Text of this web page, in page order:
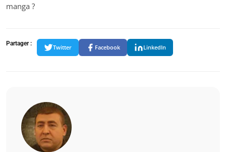
manga ?
Partager :
Twitter Facebook LinkedIn